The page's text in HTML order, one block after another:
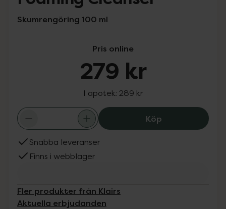
Skumrengöring 100 ml
Pris online
279 kr
I apotek: 289 kr
KöpKlairs Rich
Snabba leveranser
Finns i webblager
Fler produkter från Klairs
Aktuella erbjudanden